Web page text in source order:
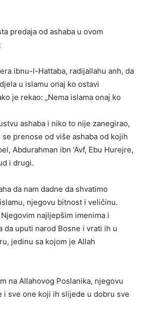
predaja od ashaba u ovom
ibnu-l-Hattaba, radijallahu anh, da
u islamu onaj ko ostavi
je rekao: „Nema islama onaj ko
ashaba i niko to nije zanegirao,
prenose od više ashaba od kojih
Abdurahman ibn ‘Avf, Ebu Hurejre,
i drugi.
da nam dadne da shvatimo
njegovu bitnost i veličinu.
najljepšim imenima i
da uputi narod Bosne i vrati ih u
jedinu sa kojom je Allah
na Allahovog Poslanika, njegovu
i sve one koji ih slijede u dobru sve